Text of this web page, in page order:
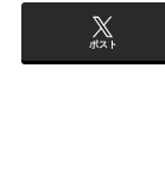
ポスト